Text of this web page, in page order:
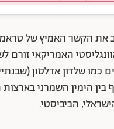
את הקשר האמיץ של
האמריקאי זורם
כמו שלדון אדלסון
בין הימין השמרני
הביביסטי.